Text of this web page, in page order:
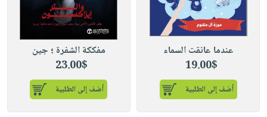
عندما عانقت السماء
19.00$
أضف إلى الطلبية
مفككة الشفرة ؛ جين
23.00$
أضف إلى الطلبية